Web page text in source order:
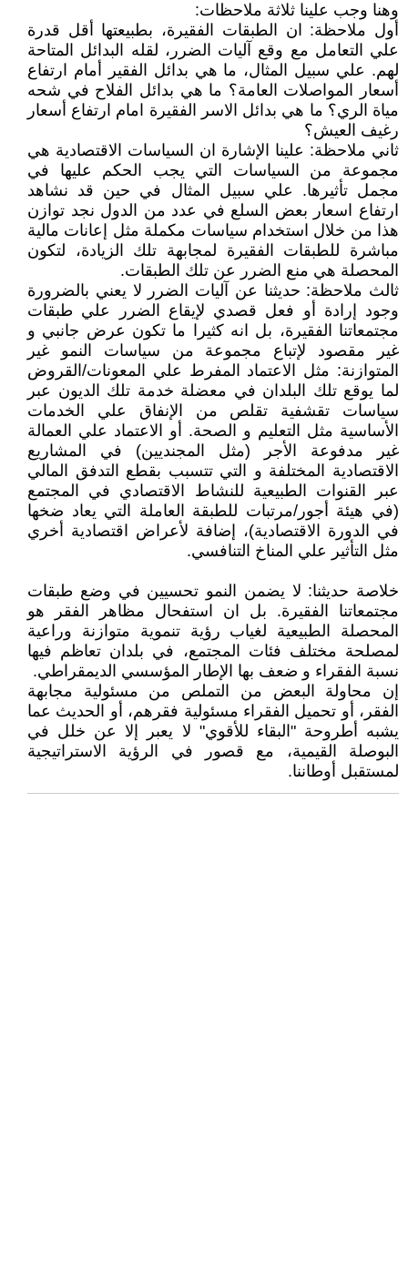
وهنا وجب علينا ثلاثة ملاحظات:
أول ملاحظة: ان الطبقات الفقيرة، بطبيعتها أقل قدرة
علي التعامل مع وقع آليات الضرر، لقله البدائل المتاحة
لهم. علي سبيل المثال، ما هي بدائل الفقير أمام ارتفاع
أسعار المواصلات العامة؟ ما هي بدائل الفلاح في شحه
مياة الري؟ ما هي بدائل الاسر الفقيرة امام ارتفاع أسعار
رغيف العيش؟
ثاني ملاحظة: علينا الإشارة ان السياسات الاقتصادية هي
مجموعة من السياسات التي يجب الحكم عليها في
مجمل تأثيرها. علي سبيل المثال في حين قد نشاهد
ارتفاع اسعار بعض السلع في عدد من الدول نجد توازن
هذا من خلال استخدام سياسات مكملة مثل إعانات مالية
مباشرة للطبقات الفقيرة لمجابهة تلك الزيادة، لتكون
المحصلة هي منع الضرر عن تلك الطبقات.
ثالث ملاحظة: حديثنا عن آليات الضرر لا يعني بالضرورة
وجود إرادة أو فعل قصدي لإيقاع الضرر علي طبقات
مجتمعاتنا الفقيرة، بل انه كثيرا ما تكون عرض جانبي و
غير مقصود لإتباع مجموعة من سياسات النمو غير
المتوازنة: مثل الاعتماد المفرط علي المعونات/القروض
لما يوقع تلك البلدان في معضلة خدمة تلك الديون عبر
سياسات تقشفية تقلص من الإنفاق علي الخدمات
الأساسية مثل التعليم و الصحة. أو الاعتماد علي العمالة
غير مدفوعة الأجر (مثل المجنديين) في المشاريع
الاقتصادية المختلفة و التي تتسبب بقطع التدفق المالي
عبر القنوات الطبيعية للنشاط الاقتصادي في المجتمع
(في هيئة أجور/مرتبات للطبقة العاملة التي يعاد ضخها
في الدورة الاقتصادية)، إضافة لأعراض اقتصادية أخري
مثل التأثير علي المناخ التنافسي.
خلاصة حديثنا: لا يضمن النمو تحسيين في وضع طبقات
مجتمعاتنا الفقيرة. بل ان استفحال مظاهر الفقر هو
المحصلة الطبيعية لغياب رؤية تنموية متوازنة وراعية
لمصلحة مختلف فئات المجتمع، في بلدان تعاظم فيها
نسبة الفقراء و ضعف بها الإطار المؤسسي الديمقراطي.
إن محاولة البعض من التملص من مسئولية مجابهة
الفقر، أو تحميل الفقراء مسئولية فقرهم، أو الحديث عما
يشبه أطروحة "البقاء للأقوي" لا يعبر إلا عن خلل في
البوصلة القيمية، مع قصور في الرؤية الاستراتيجية
لمستقبل أوطاننا.